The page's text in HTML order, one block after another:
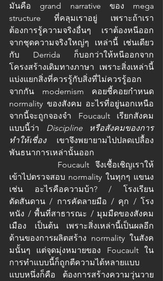
มันคือ grand narrative ของ mega
structure ที่คลุมเราอยู่ เพราะถ้าเรา
ต้องการรู้ความจริงอื่นๆ เราต้องหนีออก
จากชุดความจริงใหญ่ๆ เหล่านี้ เช่นเดียว
กับ Derrida ก็บอกว่าให้หนีออกจาก
โครงสร้างเดิมทางภาษา เพราะสิ่งเหล่านี้
แบ่งแยกสิ่งที่ควรรู้กับสิ่งที่ไม่ควรรู้ออก
จากกัน modernism คอยชี้คอยกำหนด
normality ของสังคม อะไรที่อยู่นอกเหนือ
จากนี้จะถูกจองจำ Foucault เรียกสังคม
แบบนี้ว่า Discipline หรือสังคมของการ
ทำให้เชื่อง
  เขาจึงพยายามไปปลดเปลื้อง
พันธนาการเหล่านั้นออก
เข้าไปตรวจสอบ normality ในทุกๆ แขนง
เช่น อะไรคือความบ้า? / โรงเรียน
ดัดสันดาน / การคัดลายมือ / คุก / โรง
หนัง / พื้นที่สาธารณะ / มุมมืดของสังคม
เมือง เป็นต้น เพราะสิ่งเหล่านี้เป็นผลอีก
ด้านของการผลิตสร้าง normality ในสังค
มนั้นๆ แต่จุดมุ่งหมายของ Foucault ใน
การทำแบบนี้ก็ถูกตีความได้หลายแบบ
แบบหนึ่งก็คือ ต้องการสร้างความวุ่นวาย